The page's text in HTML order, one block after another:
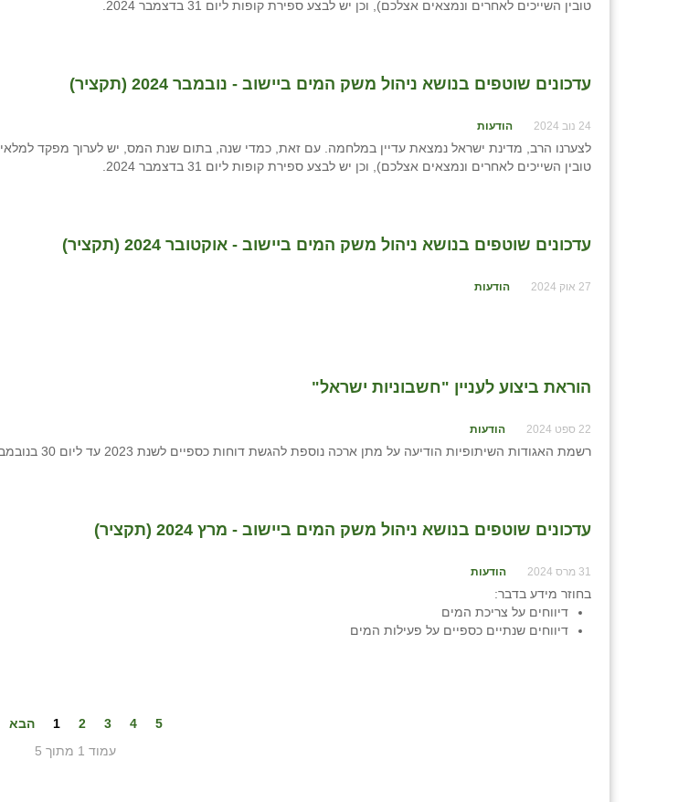
טובין השייכים לאחרים ונמצאים אצלכם), וכן יש לבצע ספירת קופות ליום 31 בדצמבר 2024.
עדכונים שוטפים בנושא ניהול משק המים ביישוב - נובמבר 2024 (תקציר)
24 נוב 2024 הודעות
לצערנו הרב, מדינת ישראל נמצאת עדיין במלחמה. עם זאת, כמדי שנה, בתום שנת המס, יש לערוך מפקד
טובין השייכים לאחרים ונמצאים אצלכם), וכן יש לבצע ספירת קופות ליום 31 בדצמבר 2024.
עדכונים שוטפים בנושא ניהול משק המים ביישוב - אוקטובר 2024 (תקציר)
27 אוק 2024 הודעות
הוראת ביצוע לעניין "חשבוניות ישראל"
22 ספט 2024 הודעות
רשמת האגודות השיתופיות הודיעה על מתן ארכה נוספת להגשת דוחות כספיים לשנת 2023 עד ליום 30 בנובמבר 2024.
עדכונים שוטפים בנושא ניהול משק המים ביישוב - מרץ 2024 (תקציר)
31 מרס 2024 הודעות
בחוזר מידע בדבר:
דיווחים על צריכת המים
דיווחים שנתיים כספיים על פעילות המים
1 2 3 4 5 הבא
עמוד 1 מתוך 5